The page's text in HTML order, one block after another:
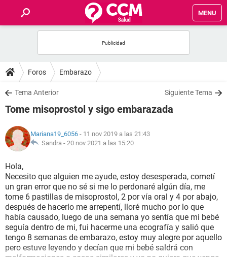
MENU
FOROS
SALUD
NUTRICIÓN
BIENESTAR
SEXUALIDAD
GLOSARIO
Foros Embarazo
Tema Anterior Siguiente Tema
Tome misoprostol y sigo embarazada
Mariana19_6056 - 11 nov 2019 a las 21:43
Sandra - 20 nov 2021 a las 15:20
Hola,
Necesito que alguien me ayude, estoy desesperada, cometí
un gran error que no sé si me lo perdonaré algún día, me
tome 6 pastillas de misoprostol, 2 por vía oral y 4 por abajo,
después de hacerlo me arrepentí, lloré mucho por lo que
había causado, luego de una semana yo sentía que mi bebé
seguía dentro de mi, fui hacerme una ecografía y salió que
tengo 8 semanas de embarazo, estoy muy alegre por aquello
pero estuve leyendo y decían que mi bebé saldrá con